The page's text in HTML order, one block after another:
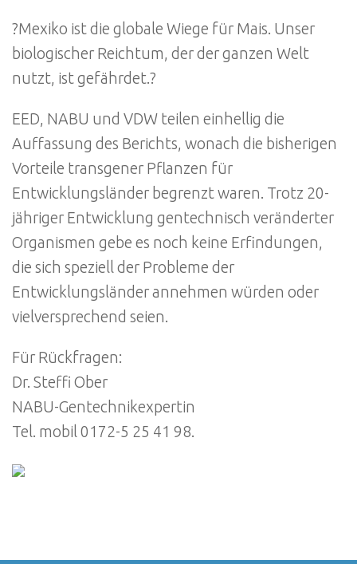
?Mexiko ist die globale Wiege für Mais. Unser
biologischer Reichtum, der der ganzen Welt
nutzt, ist gefährdet.?
EED, NABU und VDW teilen einhellig die
Auffassung des Berichts, wonach die bisherigen
Vorteile transgener Pflanzen für
Entwicklungsländer begrenzt waren. Trotz 20-
jähriger Entwicklung gentechnisch veränderter
Organismen gebe es noch keine Erfindungen,
die sich speziell der Probleme der
Entwicklungsländer annehmen würden oder
vielversprechend seien.
Für Rückfragen:
Dr. Steffi Ober
NABU-Gentechnikexpertin
Tel. mobil 0172-5 25 41 98.